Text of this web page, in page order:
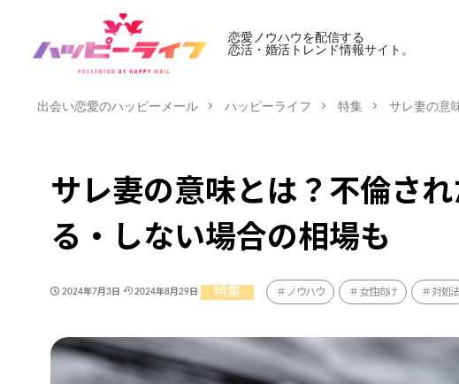
恋愛ノウハウを配信する
恋活・婚活トレンド情報サイト。
出会い恋愛のハッピーメール ハッピーライフ 特集 サレ妻の意
サレ妻の意味とは？不倫さ
る・しない場合の相場も
2024年7月3日 2024年8月29日 特集 ノウハウ 女性向け 対処